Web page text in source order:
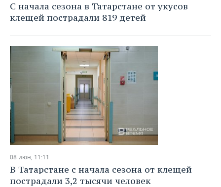
С начала сезона в Татарстане от укусов
клещей пострадали 819 детей
08 июн, 11:11
В Татарстане с начала сезона от клещей
пострадали 3,2 тысячи человек